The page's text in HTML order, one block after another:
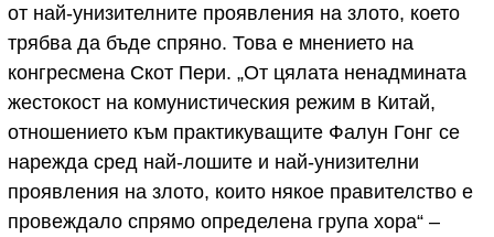
от най-унизителните проявления на злото, което
трябва да бъде спряно. Това е мнението на
конгресмена Скот Пери. „От цялата ненадмината
жестокост на комунистическия режим в Китай,
отношението към практикуващите Фалун Гонг се
нарежда сред най-лошите и най-унизителни
проявления на злото, които някое правителство е
провеждало спрямо определена група хора“ –